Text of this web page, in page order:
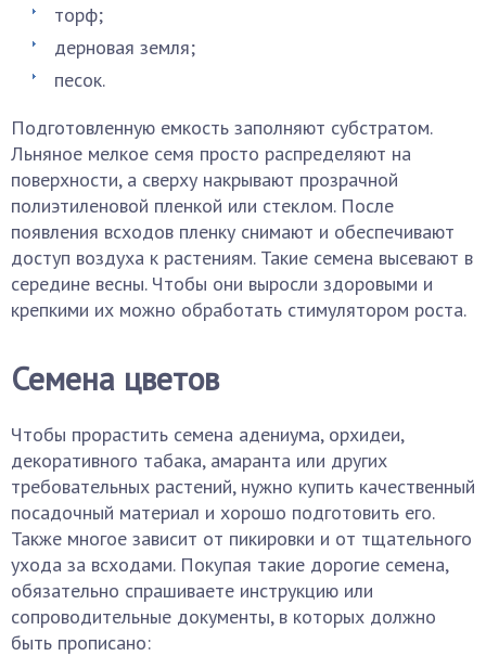
торф;
дерновая земля;
песок.
Подготовленную емкость заполняют субстратом.
Льняное мелкое семя просто распределяют на
поверхности, а сверху накрывают прозрачной
полиэтиленовой пленкой или стеклом. После
появления всходов пленку снимают и обеспечивают
доступ воздуха к растениям. Такие семена высевают в
середине весны. Чтобы они выросли здоровыми и
крепкими их можно обработать стимулятором роста.
Семена цветов
Чтобы прорастить семена адениума, орхидеи,
декоративного табака, амаранта или других
требовательных растений, нужно купить качественный
посадочный материал и хорошо подготовить его.
Также многое зависит от пикировки и от тщательного
ухода за всходами. Покупая такие дорогие семена,
обязательно спрашиваете инструкцию или
сопроводительные документы, в которых должно
быть прописано: